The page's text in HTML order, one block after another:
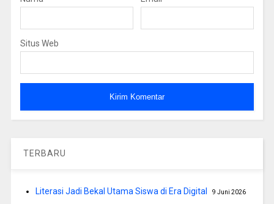
Situs Web
TERBARU
Literasi Jadi Bekal Utama Siswa di Era Digital 9 Juni 2026